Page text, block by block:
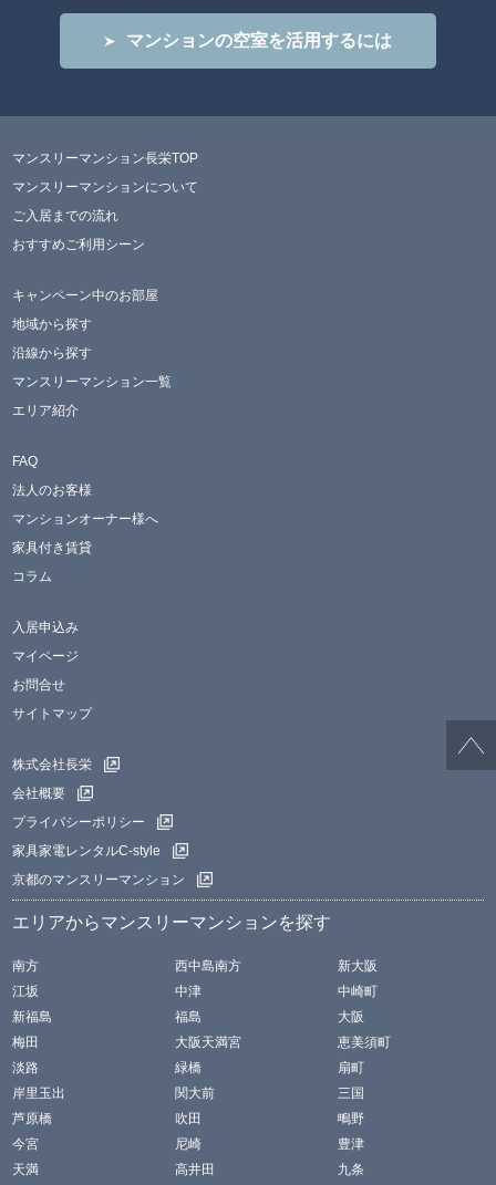
マンションの空室を活用するには
マンスリーマンション長栄TOP
マンスリーマンションについて
ご入居までの流れ
おすすめご利用シーン
キャンペーン中のお部屋
地域から探す
沿線から探す
マンスリーマンション一覧
エリア紹介
FAQ
法人のお客様
マンションオーナー様へ
家具付き賃貸
コラム
入居申込み
マイページ
お問合せ
サイトマップ
株式会社長栄
会社概要
プライバシーポリシー
家具家電レンタルC-style
京都のマンスリーマンション
エリアからマンスリーマンションを探す
南方 西中島南方
新大阪
江坂
中津
中崎町
新福島
福島
大阪
梅田
大阪天満宮
恵美須町
淡路
緑橋
扇町
岸里玉出
関大前
三国
芦原橋
吹田
鴫野
今宮
尼崎
豊津
天満
高井田 九条